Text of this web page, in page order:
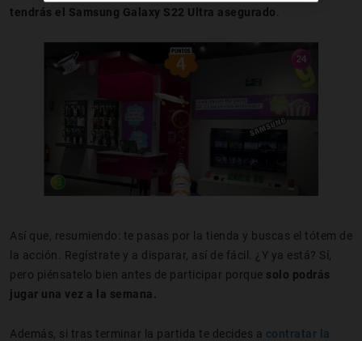
tendrás el Samsung Galaxy S22 Ultra asegurado
Así que, resumiendo: te pasas por la tienda y buscas el tótem de
la acción. Regístrate y a disparar, así de fácil. ¿Y ya está? Sí,
pero piénsatelo bien antes de participar porque solo podrás
jugar una vez a la semana.
Además, si tras terminar la partida te decides a contratar la